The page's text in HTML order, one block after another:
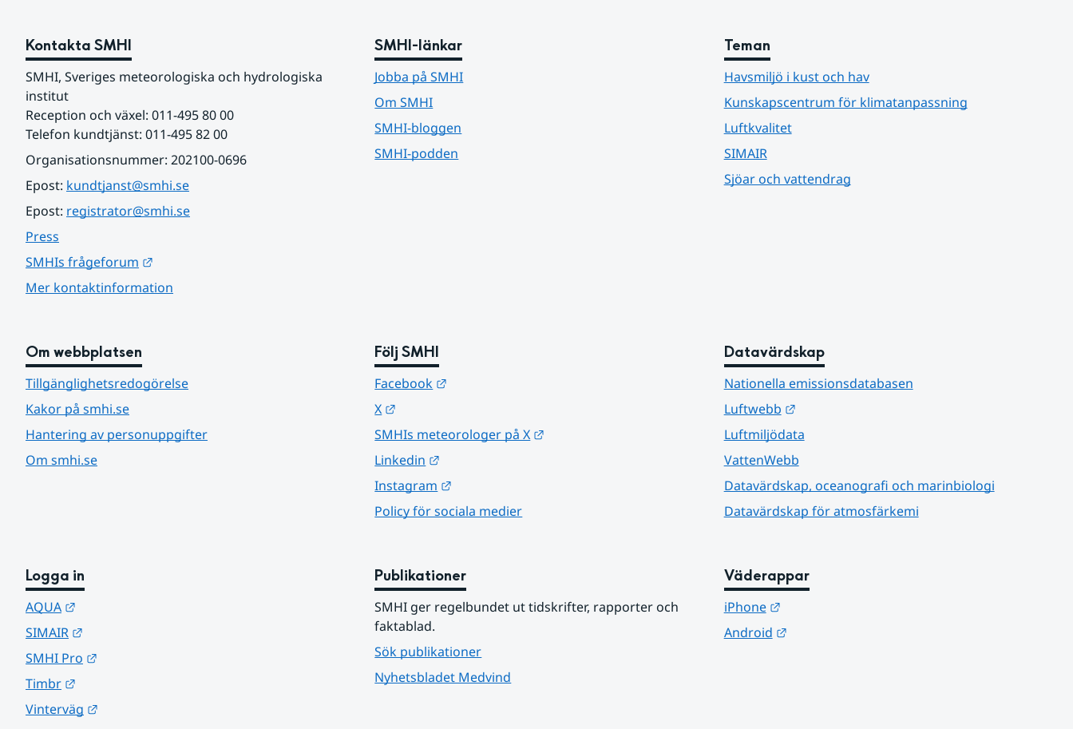
Kontakta SMHI
SMHI, Sveriges meteorologiska och hydrologiska
institut
Reception och växel: 011-495 80 00
Telefon kundtjänst: 011-495 82 00
Organisationsnummer: 202100-0696
Epost: kundtjanst@smhi.se
Epost: registrator@smhi.se
Press
SMHIs frågeforum
Mer kontaktinformation
SMHI-länkar
Jobba på SMHI
Om SMHI
SMHI-bloggen
SMHI-podden
Teman
Havsmiljö i kust och hav
Kunskapscentrum för klimatanpassning
Luftkvalitet
SIMAIR
Sjöar och vattendrag
Om webbplatsen
Tillgänglighetsredogörelse
Kakor på smhi.se
Hantering av personuppgifter
Om smhi.se
Följ SMHI
Facebook
X
SMHIs meteorologer på X
Linkedin
Instagram
Policy för sociala medier
Datavärdskap
Nationella emissionsdatabasen
Luftwebb
Länk till annan webbplats.
Luftmiljödata
VattenWebb
Datavärdskap, oceanografi och marinbiologi
Datavärdskap för atmosfärkemi
Logga in
AQUA
SIMAIR
SMHI Pro
Timbr
Vinterväg
Publikationer
SMHI ger regelbundet ut tidskrifter, rapporter och
faktablad.
Sök publikationer
Nyhetsbladet Medvind
Väderappar
iPhone
Länk till annan webbplats.
Android
Länk till annan webbplats.